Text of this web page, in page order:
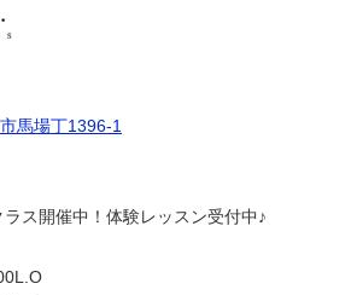
馬場丁1396-1
ス開催中！体験レッスン受付中♪